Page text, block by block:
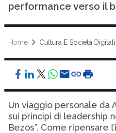
performance verso il
Home Cultura E Società Digitali
Un viaggio personale da
sui principi di leadership
Bezos”. Come ripensare